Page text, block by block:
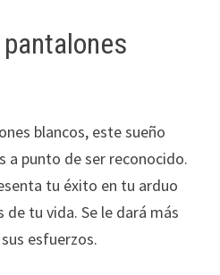
blancos, este sueño
a punto de ser reconocido.
tu éxito en tu arduo
tu vida. Se le dará más
esfuerzos.